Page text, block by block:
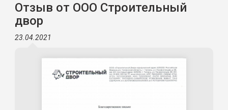
Отзыв от ООО Строительный
двор
23.04.2021